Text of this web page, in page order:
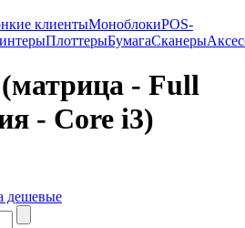
клиентыМоноблокиPOS-
ПлоттерыБумагаСканеры
- Full
- Core i3)
дешевые